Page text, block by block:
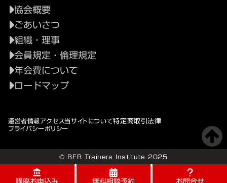
協会概要
ごあいさつ
組織・理事
会員規定・倫理規定
年会費について
ロードマップ
運営者情報アクセス当サイトについて特定商取引法律
プライバシーポリシー
© BFR Trainers Institute 2025
account_balance
account_balance